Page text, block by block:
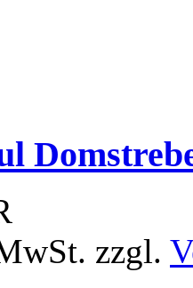
zzgl.